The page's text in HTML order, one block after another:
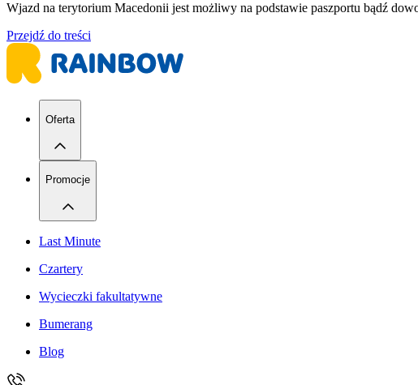
Wjazd na terytorium Macedonii jest możliwy na podstawie paszportu bądź
Przejdź do treści
Oferta
Promocje
Last Minute
Czartery
Wycieczki fakultatywne
Bumerang
Blog